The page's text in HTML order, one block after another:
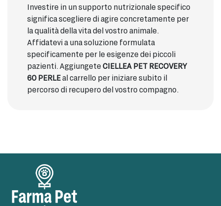
Investire in un supporto nutrizionale specifico
significa scegliere di agire concretamente per
la qualità della vita del vostro animale.
Affidatevi a una soluzione formulata
specificamente per le esigenze dei piccoli
pazienti. Aggiungete CIELLEA PET RECOVERY
60 PERLEal carrello per iniziare subito il
percorso di recupero del vostro compagno.